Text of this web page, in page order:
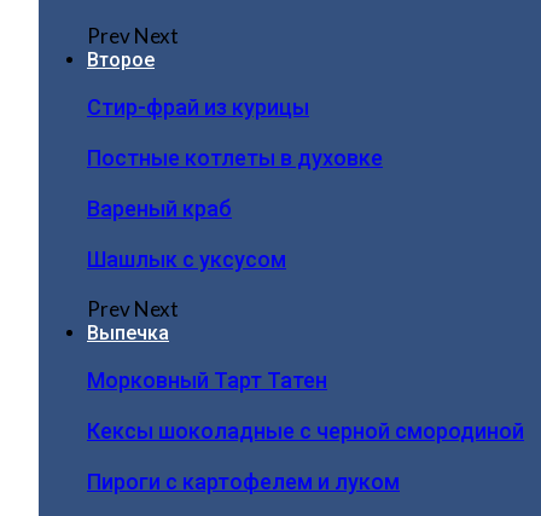
PrevNext
Второе
Стир-фрай из курицы
Постные котлеты в духовке
Вареный краб
Шашлык с уксусом
PrevNext
Выпечка
Морковный Тарт Татен
Кексы шоколадные с черной смородиной
Пироги c картофелем и луком